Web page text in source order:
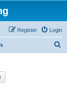
Login
Register